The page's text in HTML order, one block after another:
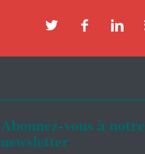
Abonnez-vous à notre
newsletter